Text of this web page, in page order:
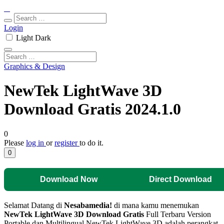
Login
Light Dark
Graphics & Design
NewTek LightWave 3D
Download Gratis 2024.1.0
0
Please log in orregisterto do it.
0
Download Now Direct Download
Selamat Datang di Nesabamedia! di mana kamu menemukan
NewTek LightWave 3D Download Gratis Full Terbaru Version